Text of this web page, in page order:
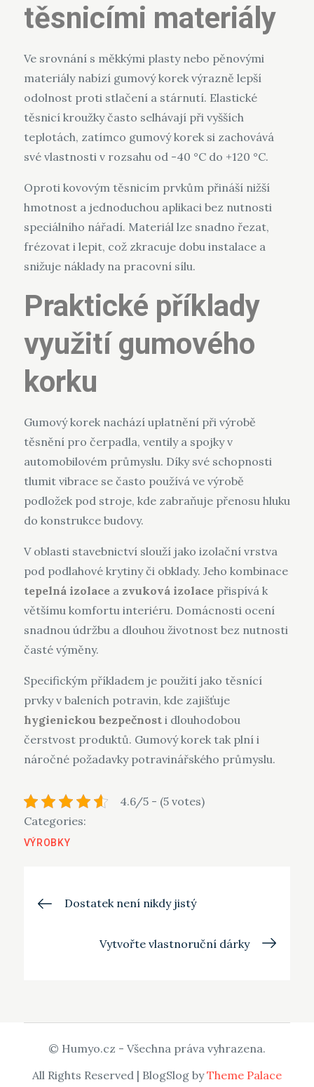
těsnicími materiály
Ve srovnání s měkkými plasty nebo pěnovými
materiály nabízí gumový korek výrazně lepší
odolnost proti stlačení a stárnutí. Elastické
těsnicí kroužky často selhávají při vyšších
teplotách, zatímco gumový korek si zachovává
své vlastnosti v rozsahu od -40 °C do +120 °C.
Oproti kovovým těsnicím prvkům přináší nižší
hmotnost a jednoduchou aplikaci bez nutnosti
speciálního nářadí. Materiál lze snadno řezat,
frézovat i lepit, což zkracuje dobu instalace a
snižuje náklady na pracovní sílu.
Praktické příklady
využití gumového
korku
Gumový korek nachází uplatnění při výrobě
těsnění pro čerpadla, ventily a spojky v
automobilovém průmyslu. Díky své schopnosti
tlumit vibrace se často používá ve výrobě
podložek pod stroje, kde zabraňuje přenosu hluku
do konstrukce budovy.
V oblasti stavebnictví slouží jako izolační vrstva
pod podlahové krytiny či obklady. Jeho kombinace
tepelná izolacea zvuková izolacepřispívá k
většímu komfortu interiéru. Domácnosti ocení
snadnou údržbu a dlouhou životnost bez nutnosti
časté výměny.
Specifickým příkladem je použití jako těsnící
prvky v baleních potravin, kde zajišťuje
hygienickou bezpečnosti dlouhodobou
čerstvost produktů. Gumový korek tak plní i
náročné požadavky potravinářského průmyslu.
4.6/5 - (5 votes)
Categories:
VÝROBKY
Navigace
Dostatek není nikdy jistý
Vytvořte vlastnoruční dárky
© Humyo.cz - Všechna práva vyhrazena.
All Rights Reserved | BlogSlog byTheme Palace